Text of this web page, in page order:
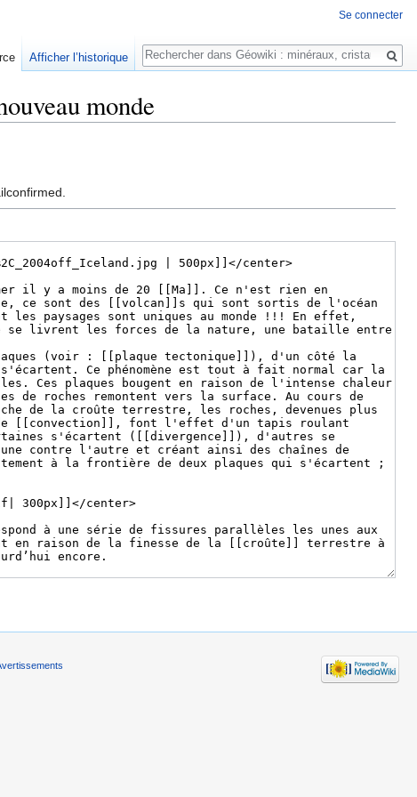
monde
Se connecter
Afficher l’historique
Rechercher